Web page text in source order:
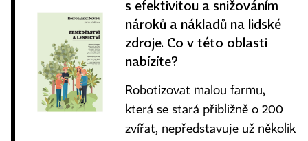
s efektivitou a snižováním
nároků a nákladů na lidské
zdroje. Co v této oblasti
nabízíte?
Robotizovat malou farmu,
která se stará přibližně o 200
zvířat, nepředstavuje už několik